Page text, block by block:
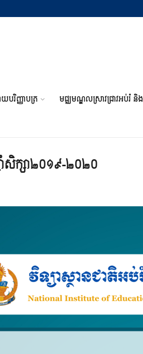
បរិញ្ញាបត្រ មជ្ឈមណ្ឌលស្រាវជ្រាវអប់រំ និង
ាំសិក្សា២០១៩-២០២០